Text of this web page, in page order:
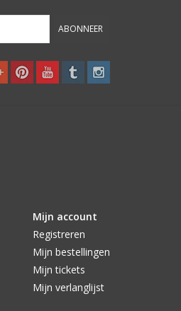
ABONNEER
Mijn account
Registreren
Mijn bestellingen
Mijn tickets
Mijn verlanglijst